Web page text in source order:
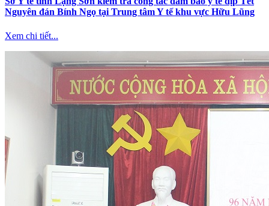
Nguyên đán Bính Ngọ tại Trung tâm Y tế khu vực Hữu Lũng
Xem chi tiết...